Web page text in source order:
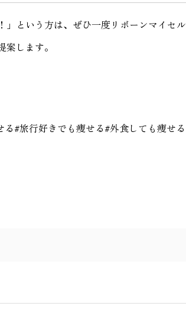
という方は、ぜひ一度リボーンマイセル
します。
#旅行好きでも痩せる#外食しても痩せる